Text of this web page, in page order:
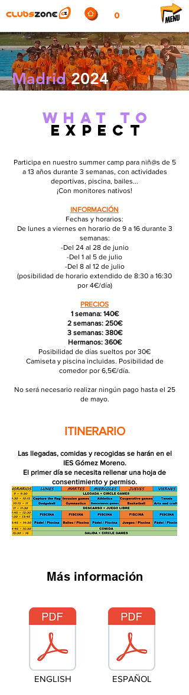
0
Madrid2024
What to
expect
Participa en nuestro summer camp para niñ@s de 5
a 13 años durante 3 semanas, con actividades
deportivas, piscina, bailes...
¡Con monitores nativos!
INFORMACIÓN
Fechas y horarios:
De lunes a viernes en horario de 9 a 16 durante 3
semanas:
-Del 24 al 28 de junio
-Del 1 al 5 de julio
-Del 8 al 12 de julio
(posibilidad de horario extendido de 8:30 a 16:30
por 4€/día)
PRECIOS
1 semana: 140€
2 semanas: 250€
3 semanas: 380€
Hermanos: 360€
Posibilidad de días sueltos por 30€
Camiseta y piscina incluidas. Posibilidad de
comedor por 6,5€/día.
No será necesario realizar ningún pago hasta el 25
de mayo.
ITINERARIO
Las llegadas, comidas y recogidas se harán en el
IES Gómez Moreno.
El primer día se necesita rellenar una hoja de
consentimiento y permiso.
Cada día se rellenará un hoja con el registro de
quien llega y quien recoge al niño/a
Más información
ENGLISH ESPAÑOL